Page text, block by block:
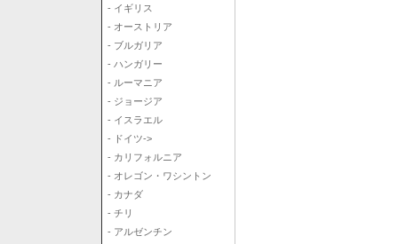
- イギリス
- オーストリア
- ブルガリア
- ハンガリー
- ルーマニア
- ジョージア
- イスラエル
- ドイツ->
- カリフォルニア
- オレゴン・ワシントン
- カナダ
- チリ
- アルゼンチン